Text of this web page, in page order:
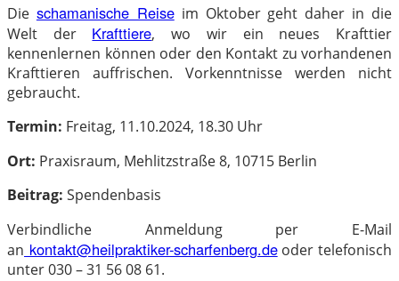
Die schamanische Reiseim Oktober geht daher in die
Welt der Krafttiere, wo wir ein neues Krafttier
kennenlernen können oder den Kontakt zu vorhandenen
Krafttieren auffrischen. Vorkenntnisse werden nicht
gebraucht.
Termin: Freitag, 11.10.2024, 18.30 Uhr
Ort: Praxisraum, Mehlitzstraße 8, 10715 Berlin
Beitrag: Spendenbasis
Verbindliche Anmeldung per E-Mail
an kontakt@heilpraktiker-scharfenberg.deoder telefonisch
unter 030 – 31 56 08 61.